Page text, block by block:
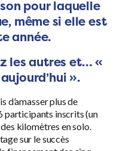
pour laquelle
même si elle est
année.
les autres et…«
».
d’amasser plus de
participants inscrits (un
kilomètres en solo.
sur le succès